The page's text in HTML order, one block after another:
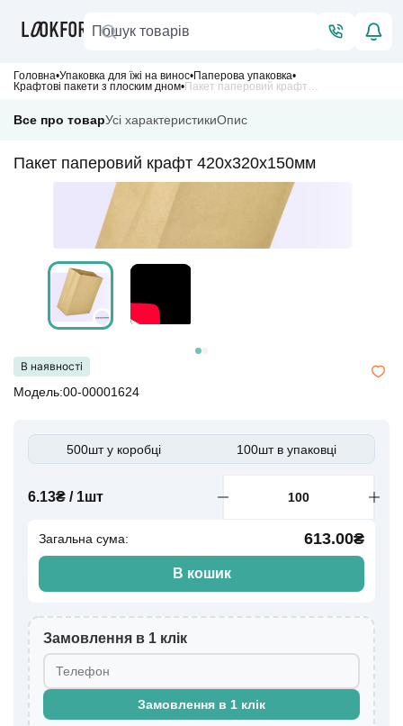
Головна Упаковка для їжі на винос Паперова упаковка
Крафтові пакети з плоским дном
Пакет паперовий крафт 420х320х150мм
Все про товарУсі характеристикиОпис
Пакет паперовий крафт 420х320х150мм
В наявності
Модель:00-00001624
500шт у коробці 100шт в упаковці
6.13₴ / 1шт
Загальна сума: 613.00₴
В кошик
Замовлення в 1 клік
Замовлення в 1 клік